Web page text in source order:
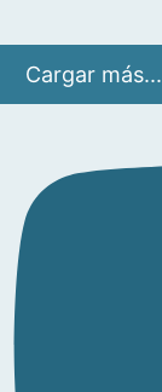
Cargar más...